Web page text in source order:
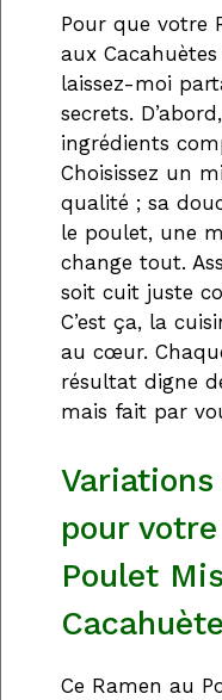
Pour que votre
aux
laissez-moi
secrets.
ingrédients
Choisissez un
qualité ; sa
le poulet, une
change tout.
soit cuit juste
C’est ça, la
au cœur.
résultat digne
mais fait par
pour
Poulet
Ce Ramen au